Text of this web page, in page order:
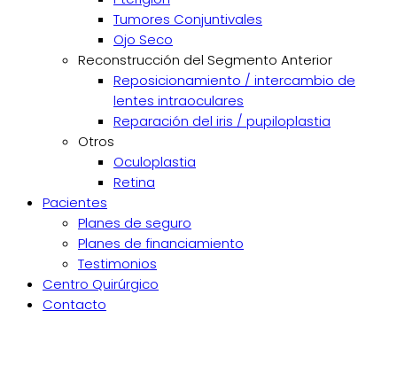
Tumores Conjuntivales
Ojo Seco
Reconstrucción del Segmento Anterior
Reposicionamiento / intercambio de
lentes intraoculares
Reparación del iris / pupiloplastia
Otros
Oculoplastia
Retina
Pacientes
Planes de seguro
Planes de financiamiento
Testimonios
Centro Quirúrgico
Contacto